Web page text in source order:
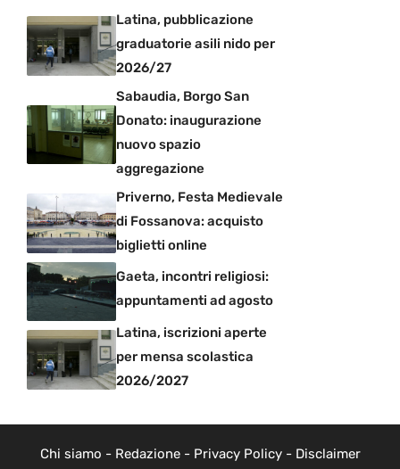
Latina, pubblicazione
graduatorie asili nido per
2026/27
Sabaudia, Borgo San
Donato: inaugurazione
nuovo spazio
aggregazione
Priverno, Festa Medievale
di Fossanova: acquisto
biglietti online
Gaeta, incontri religiosi:
appuntamenti ad agosto
Latina, iscrizioni aperte
per mensa scolastica
2026/2027
Chi siamo - Redazione- Privacy Policy- Disclaimer